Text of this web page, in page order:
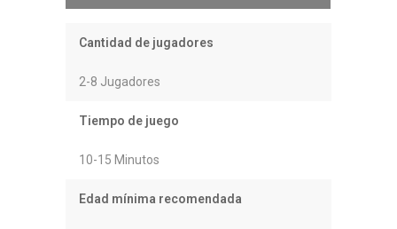
Cantidad de jugadores
2-8 Jugadores
Tiempo de juego
10-15 Minutos
Edad mínima recomendada